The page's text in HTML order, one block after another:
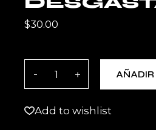
$30.00
Gorro de pescador
AÑADIR
Add to wishlist